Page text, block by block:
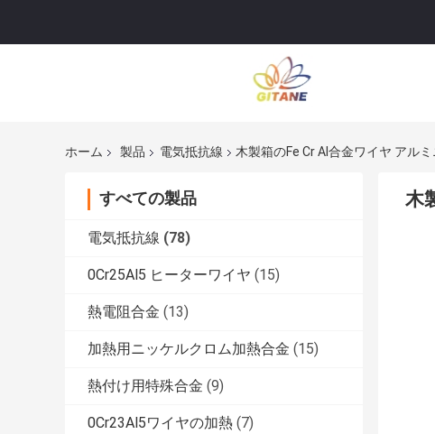
ホーム 製品 電気抵抗線 木製箱のFe Cr Al合金ワイヤ アル
すべての製品
電気抵抗線 (78)
0Cr25Al5 ヒーターワイヤ (15)
熱電阻合金 (13)
加熱用ニッケルクロム加熱合金 (15)
熱付け用特殊合金 (9)
0Cr23Al5ワイヤの加熱 (7)
木